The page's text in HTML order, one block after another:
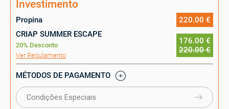
Investimento
Propina
220.00 €
CRIAP SUMMER ESCAPE
20% Desconto
Ver Regulamento
176.00 €
220.00 €
MÉTODOS DE PAGAMENTO
Condições Especiais